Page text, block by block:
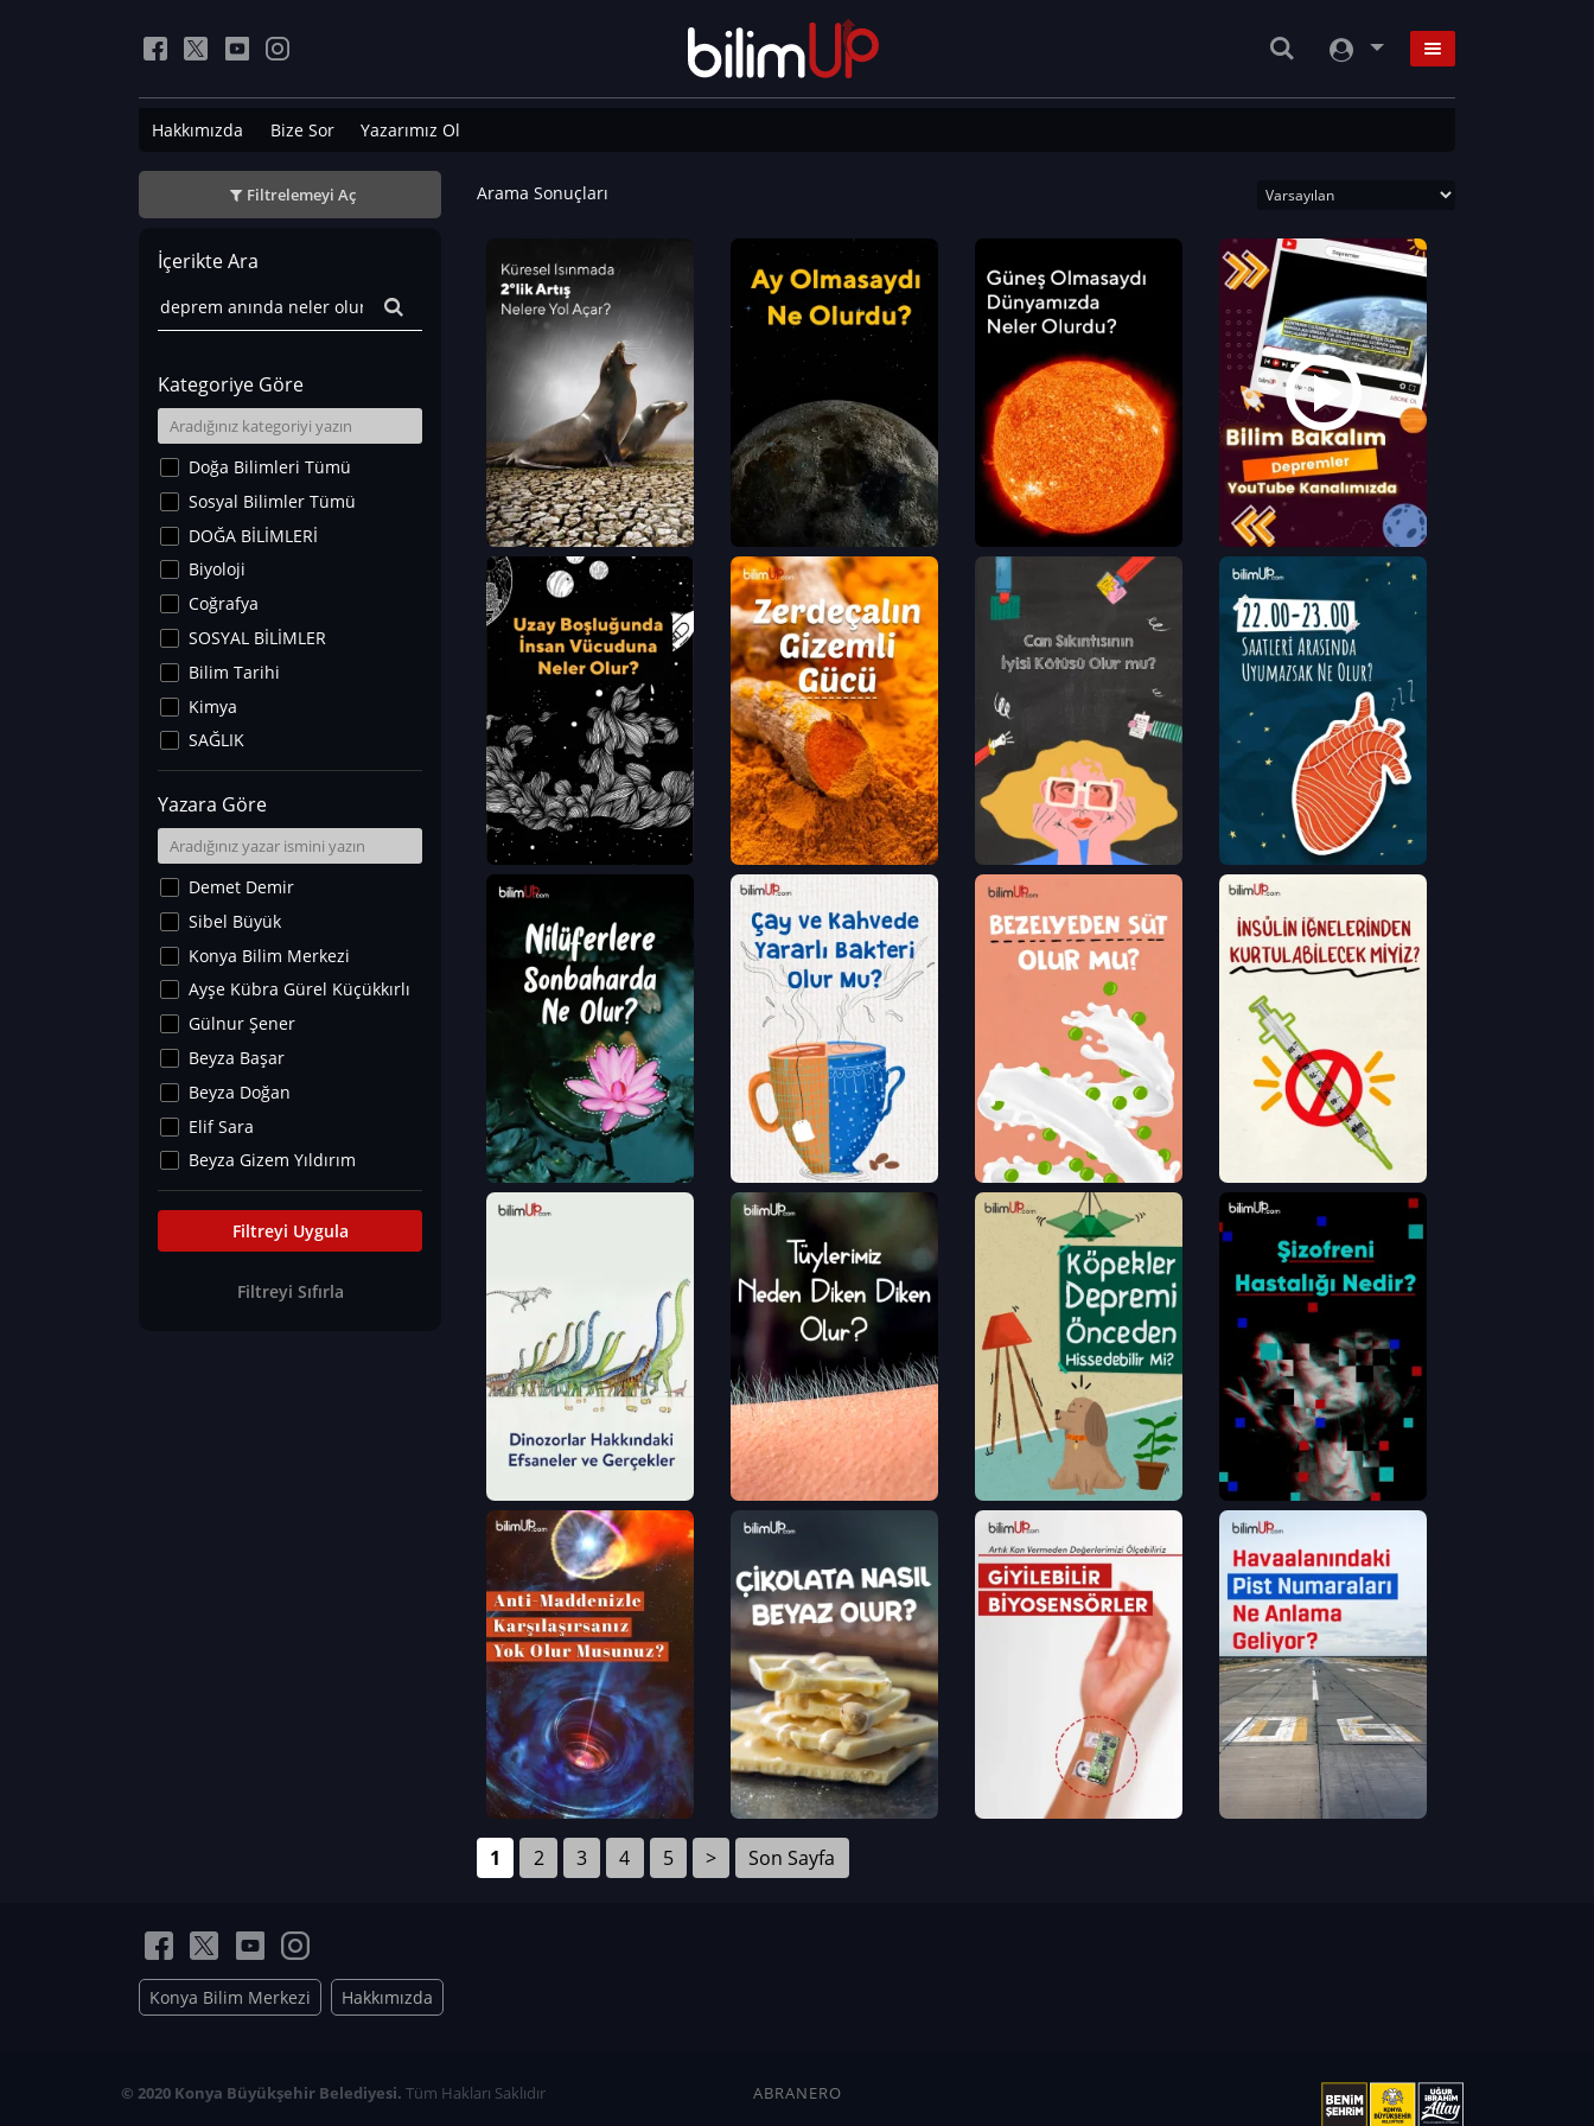
Hakkımızda Bize Sor Yazarımız Ol
Filtrelemeyi Aç
İçerikte Ara
Kategoriye Göre
Doğa Bilimleri Tümü
Sosyal Bilimler Tümü
DOĞA BİLİMLERİ
Biyoloji
Coğrafya
SOSYAL BİLİMLER
Bilim Tarihi
Kimya
SAĞLIK
Sanat Tarihi
Fizik
Yer Bilimleri
Astronomi ve Uzay
Noroloji
Matematik
Teknoloji
İklim Değişikliği
Arkeoloji
Kültür&Sanat
Yaşam Tavsiyeleri
Merakoloji
Eğitim Bilimleri
Yazara Göre
Demet Demir
Sibel Büyük
Konya Bilim Merkezi
Ayşe Kübra Gürel Küçükkırlı
Gülnur Şener
Beyza Başar
Beyza Doğan
Elif Sara
Beyza Gizem Yıldırım
İlknur İyigökler
Büşra Elif Kıvrak
Can TORUN
Filtreyi Uygula
Filtreyi Sıfırla
Arama Sonuçları
1 2 3 4 5 > Son Sayfa
Konya Bilim Merkezi Hakkımızda
© 2020 Konya Büyükşehir Belediyesi. Tüm Hakları Saklıdır ABRANERO